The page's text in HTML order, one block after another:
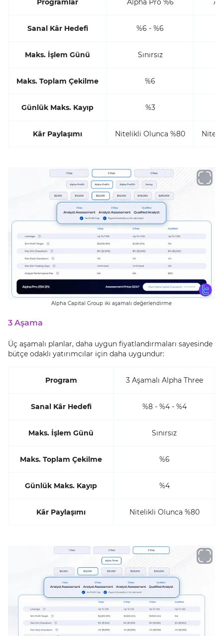
Programlar Alpha Pro %6
Sanal Kâr Hedefi %6 - %6
Maks. İşlem Günü Sınırsız
Maks. Toplam Çekilme %6
Günlük Maks. Kayıp %3
Kâr Paylaşımı Nitelikli Olunca %80
Alpha Capital Group iki aşamalı değerlendirme
3 Aşama
Üç aşamalı planlar, daha uygun fiyatlandırmaları sayesinde
bütçe odaklı yatırımcılar için daha uygundur:
Program 3 Aşamalı Alpha Three
Sanal Kâr Hedefi %8 - %4 - %4
Maks. İşlem Günü Sınırsız
Maks. Toplam Çekilme %6
Günlük Maks. Kayıp %4
Kâr Paylaşımı Nitelikli Olunca %80